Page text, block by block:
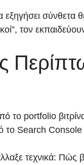
σύνθετα
τον
το portfolio
το Search Console
τεχνικά: Πώς